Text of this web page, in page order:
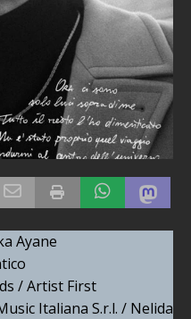
Ayane
/ Artist First
Italiana S.r.l. / Nelida